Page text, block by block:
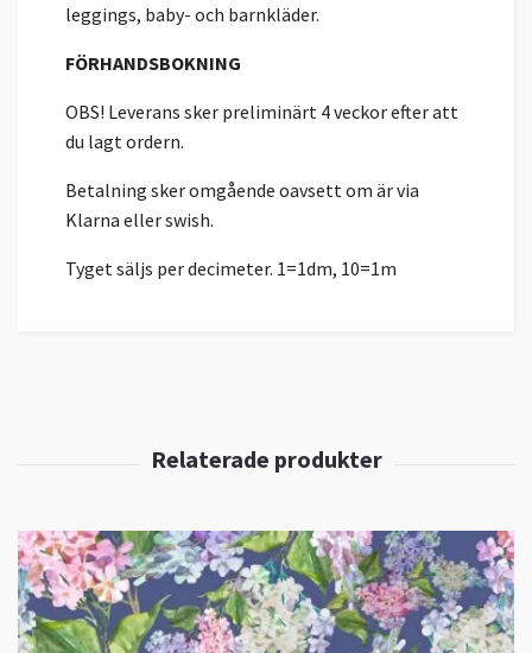
leggings, baby- och barnkläder.
FÖRHANDSBOKNING
OBS! Leverans sker preliminärt 4 veckor efter att
du lagt ordern.
Betalning sker omgående oavsett om är via
Klarna eller swish.
Tyget säljs per decimeter. 1=1dm, 10=1m